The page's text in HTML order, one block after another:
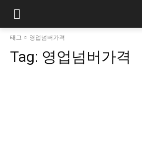
태그 영업넘버가격
Tag: 영업넘버가격